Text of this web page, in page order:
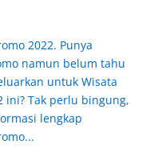
2022. Punya
namun belum tahu
untuk Wisata
ini? Tak perlu bingung,
lengkap